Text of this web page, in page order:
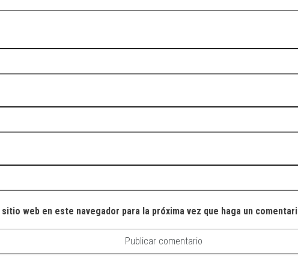
web en este navegador para la próxima vez que haga un